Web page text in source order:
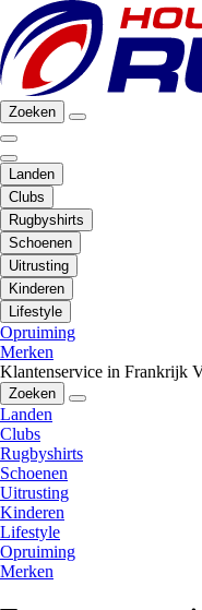
Zoeken
Landen
Clubs
Rugbyshirts
Schoenen
Uitrusting
Kinderen
Lifestyle
Opruiming
Merken
Klantenservice in Frankrijk
Zoeken
Landen
Clubs
Rugbyshirts
Schoenen
Uitrusting
Kinderen
Lifestyle
Opruiming
Merken